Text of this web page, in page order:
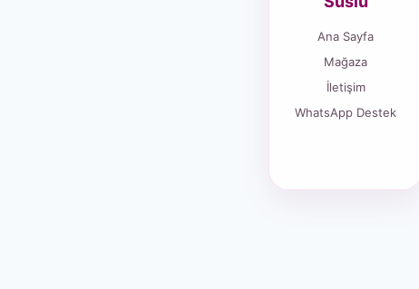
Ana Sayfa
Mağaza
İletişim
WhatsApp Destek